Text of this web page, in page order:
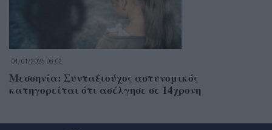
04/01/2025 08:02
Μεσσηνία: Συνταξιούχος αστυνομικός
κατηγορείται ότι ασέλγησε σε 14χρονη